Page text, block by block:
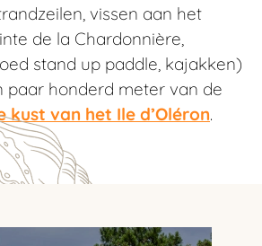
vissen aan het
de la Chardonnière,
stand up paddle, kajakken)
paar honderd meter van de
kust van het Ile d’Oléron.